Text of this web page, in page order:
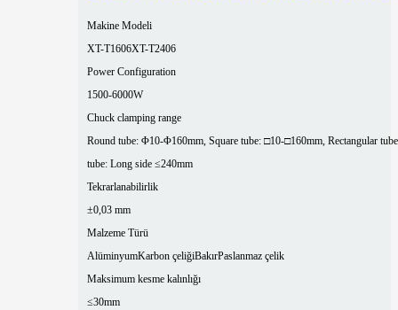
Makine Modeli
XT-T1606XT-T2406
Power Configuration
1500-6000W
Chuck clamping range
Round tube: Φ10-Φ160mm, Square tube: □10-□160mm, Rectangular
tube: Long side ≤240mm
Tekrarlanabilirlik
±0,03 mm
Malzeme Türü
AlüminyumKarbon çeliğiBakırPaslanmaz çelik
Maksimum kesme kalınlığı
≤30mm